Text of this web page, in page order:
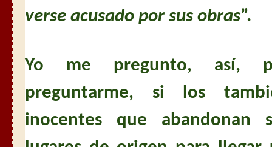
verse acusado por sus obras”.
Yo me pregunto, así,
preguntarme, si los
inocentes que abandonan